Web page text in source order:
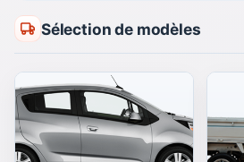
Sélection de modèles